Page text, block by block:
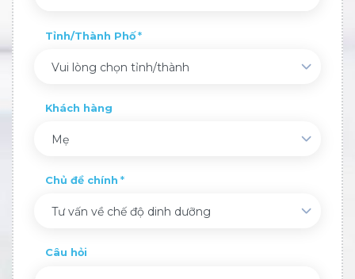
Tỉnh/Thành Phố
Vui lòng chọn tỉnh/thành
Khách hàng
Mẹ
Chủ đề chính
Tư vấn về chế độ dinh dưỡng
Câu hỏi